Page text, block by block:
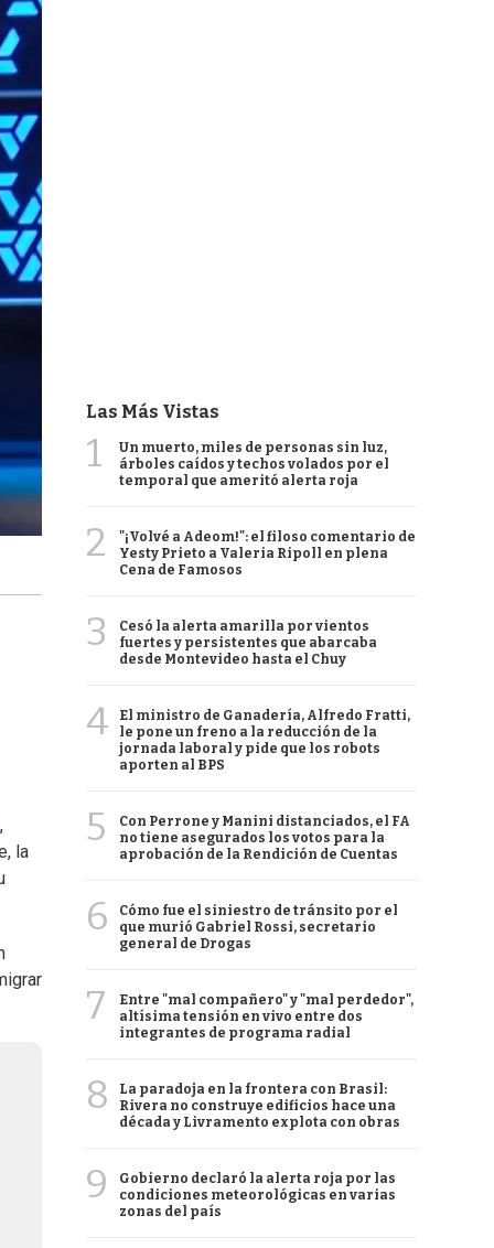
,
la
Las Más Vistas
1
Un muerto, miles de personas sin luz,
árboles caídos y techos volados por el
temporal que ameritó alerta roja
2
"¡Volvé a Adeom!": el filoso comentario de
Yesty Prieto a Valeria Ripoll en plena
Cena de Famosos
3
Cesó la alerta amarilla por vientos
fuertes y persistentes que abarcaba
desde Montevideo hasta el Chuy
4
El ministro de Ganadería, Alfredo Fratti,
le pone un freno a la reducción de la
jornada laboral y pide que los robots
aporten al BPS
5
Con Perrone y Manini distanciados, el FA
no tiene asegurados los votos para la
aprobación de la Rendición de Cuentas
6
Cómo fue el siniestro de tránsito por el
que murió Gabriel Rossi, secretario
general de Drogas
7
Entre "mal compañero" y "mal perdedor",
altísima tensión en vivo entre dos
integrantes de programa radial
8
La paradoja en la frontera con Brasil:
Rivera no construye edificios hace una
década y Livramento explota con obras
9
Gobierno declaró la alerta roja por las
condiciones meteorológicas en varias
zonas del país